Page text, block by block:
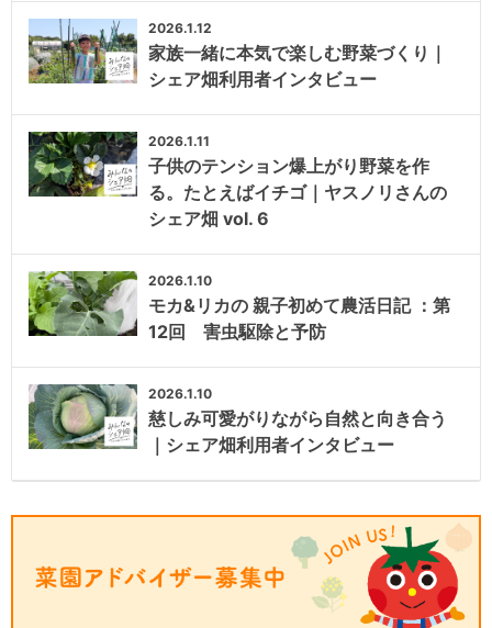
2026.1.12
家族一緒に本気で楽しむ野菜づくり｜
シェア畑利用者インタビュー
2026.1.11
子供のテンション爆上がり野菜を作
る。たとえばイチゴ｜ヤスノリさんの
シェア畑 vol. 6
2026.1.10
モカ&リカの 親子初めて農活日記 ：第
12回 害虫駆除と予防
2026.1.10
慈しみ可愛がりながら自然と向き合う
｜シェア畑利用者インタビュー